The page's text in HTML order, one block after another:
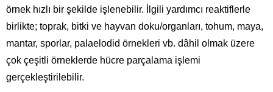
örnek hızlı bir şekilde işlenebilir. İlgili yardımcı reaktiflerle
birlikte; toprak, bitki ve hayvan doku/organları, tohum, maya,
mantar, sporlar, palaelodid örnekleri vb. dâhil olmak üzere
çok çeşitli örneklerde hücre parçalama işlemi
gerçekleştirilebilir.